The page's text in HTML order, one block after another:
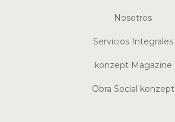
Nosotros
Servicios Integrales
konzept Magazine
Obra Social konzept